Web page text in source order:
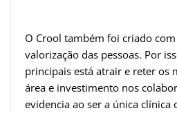
O Crool também foi criado
valorização das pessoas. Por
principais está atrair e reter os
área e investimento nos
evidencia ao ser a única clínica